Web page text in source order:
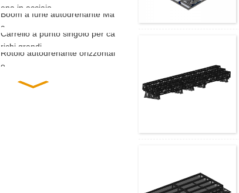
ena in acciaio
Boom a fune autodrenante Ma
c...
Carrello a punto singolo per ca
richi grandi...
Rotolo autodrenante orizzontal
e...